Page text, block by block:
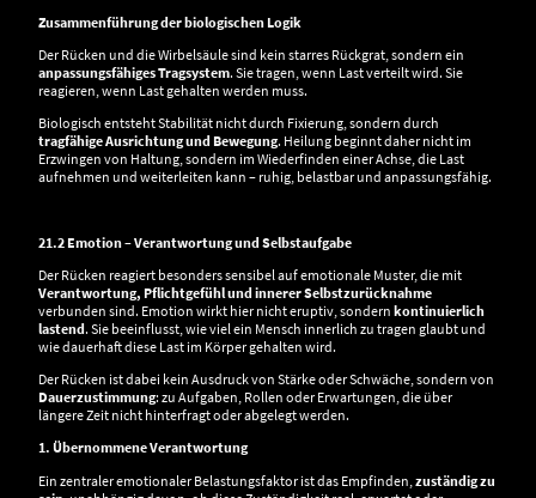
Zusammenführung der biologischen Logik
Der Rücken und die Wirbelsäule sind kein starres Rückgrat, sondern ein
anpassungsfähiges Tragsystem. Sie tragen, wenn Last verteilt wird. Sie
reagieren, wenn Last gehalten werden muss.
Biologisch entsteht Stabilität nicht durch Fixierung, sondern durch
tragfähige Ausrichtung und Bewegung. Heilung beginnt daher nicht im
Erzwingen von Haltung, sondern im Wiederfinden einer Achse, die Last
aufnehmen und weiterleiten kann – ruhig, belastbar und anpassungsfähig.
21.2 Emotion – Verantwortung und Selbstaufgabe
Der Rücken reagiert besonders sensibel auf emotionale Muster, die mit
Verantwortung, Pflichtgefühl und innerer Selbstzurücknahme
verbunden sind. Emotion wirkt hier nicht eruptiv, sondern kontinuierlich
lastend. Sie beeinflusst, wie viel ein Mensch innerlich zu tragen glaubt und
wie dauerhaft diese Last im Körper gehalten wird.
Der Rücken ist dabei kein Ausdruck von Stärke oder Schwäche, sondern von
Dauerzustimmung: zu Aufgaben, Rollen oder Erwartungen, die über
längere Zeit nicht hinterfragt oder abgelegt werden.
1. Übernommene Verantwortung
Ein zentraler emotionaler Belastungsfaktor ist das Empfinden, zuständig zu